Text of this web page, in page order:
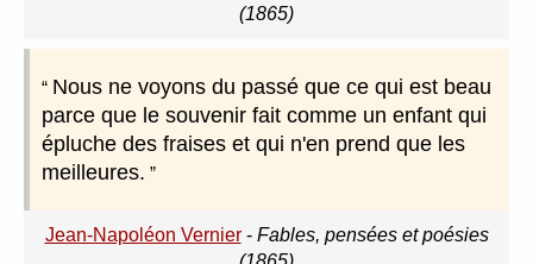
(1865)
Nous ne voyons du passé que ce qui est beau
parce que le souvenir fait comme un enfant qui
épluche des fraises et qui n'en prend que les
meilleures.
Jean-Napoléon Vernier- Fables, pensées et poésies